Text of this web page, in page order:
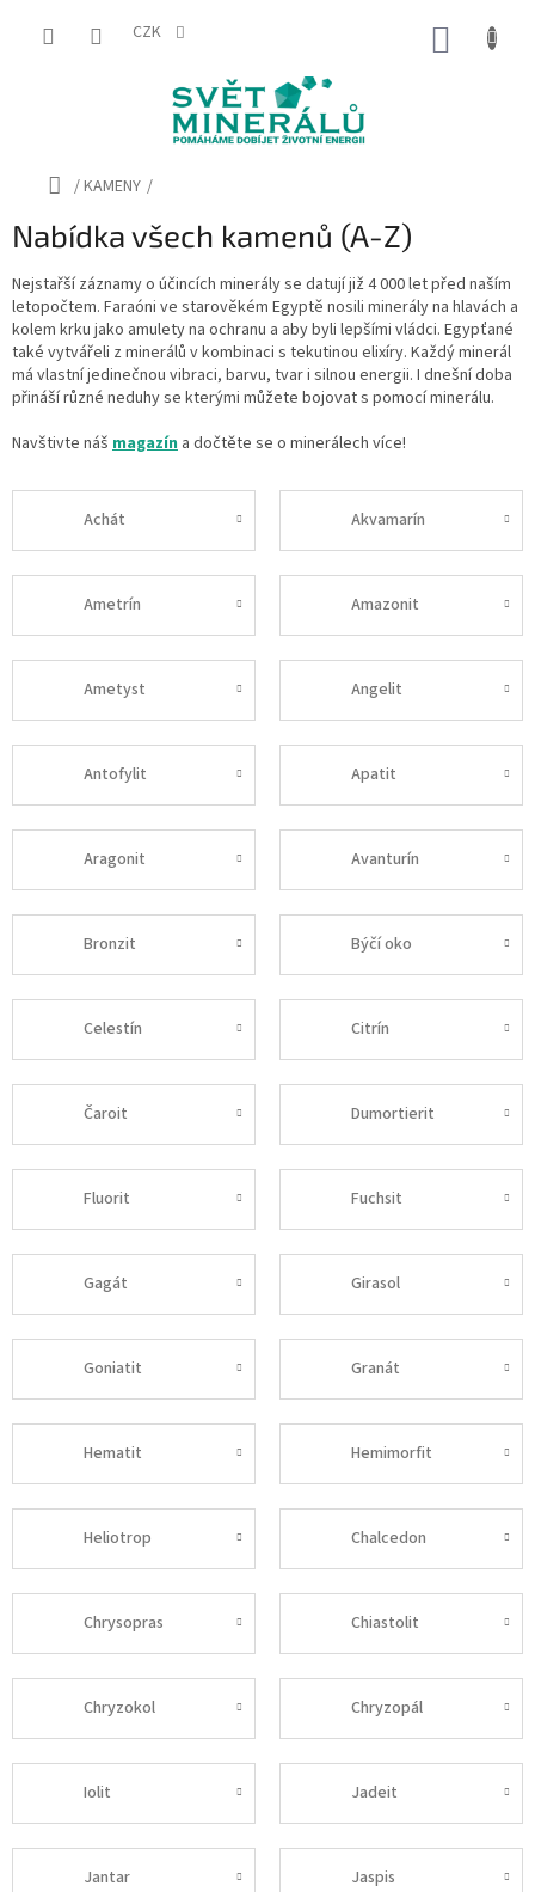
CZK
Domů
/KAMENY /
Nabídka všech kamenů (A-Z)
Nejstařší záznamy o účincích minerály se datují již 4 000 let před naším
letopočtem. Faraóni ve starověkém Egyptě nosili minerály na hlavách a
kolem krku jako amulety na ochranu a aby byli lepšími vládci. Egypťané
také vytvářeli z minerálů v kombinaci s tekutinou elixíry. Každý minerál
má vlastní jedinečnou vibraci, barvu, tvar i silnou energii. I dnešní doba
přináší různé neduhy se kterými můžete bojovat s pomocí minerálu.
Navštivte náš magazín a dočtěte se o minerálech více!
Achát Akvamarín
Ametrín Amazonit
Ametyst Angelit
Antofylit Apatit
Aragonit Avanturín
Bronzit Býčí oko
Celestín Citrín
Čaroit Dumortierit
Fluorit Fuchsit
Gagát Girasol
Goniatit Granát
Hematit Hemimorfit
Heliotrop Chalcedon
Chrysopras Chiastolit
Chryzokol Chryzopál
Iolit Jadeit
Jantar Jaspis